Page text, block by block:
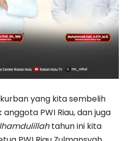
yang kita sembelih
PWI Riau, dan juga
tahun ini kita